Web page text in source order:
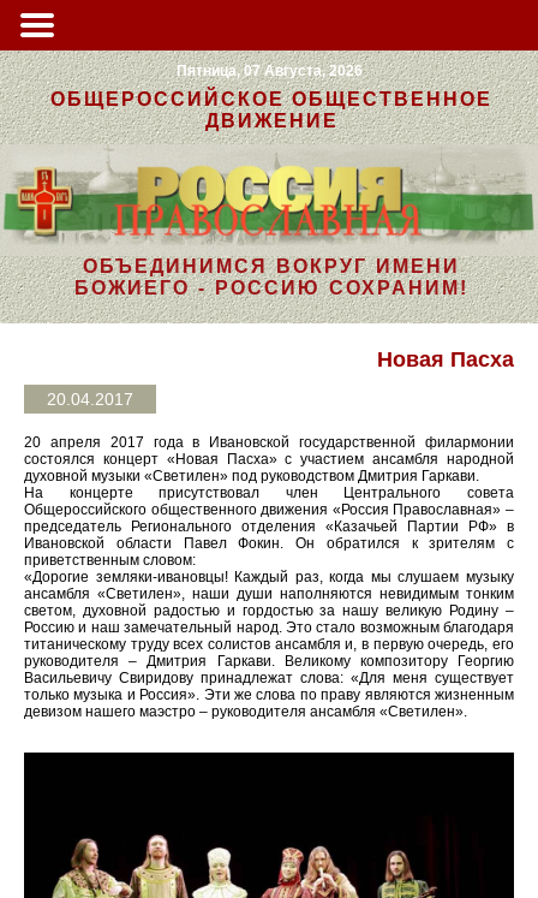
Пятница, 07 Августа, 2026
ОБЩЕРОССИЙСКОЕ ОБЩЕСТВЕННОЕ
ДВИЖЕНИЕ
ОБЪЕДИНИМСЯ ВОКРУГ ИМЕНИ
БОЖИЕГО - РОССИЮ СОХРАНИМ!
Новая Пасха
20.04.2017
20 апреля 2017 года в Ивановской государственной филармонии
состоялся концерт «Новая Пасха» с участием ансамбля народной
духовной музыки «Светилен» под руководством Дмитрия Гаркави.
На концерте присутствовал член Центрального совета
Общероссийского общественного движения «Россия Православная» –
председатель Регионального отделения «Казачьей Партии РФ» в
Ивановской области Павел Фокин. Он обратился к зрителям с
приветственным словом:
«Дорогие земляки-ивановцы! Каждый раз, когда мы слушаем музыку
ансамбля «Светилен», наши души наполняются невидимым тонким
светом, духовной радостью и гордостью за нашу великую Родину –
Россию и наш замечательный народ. Это стало возможным благодаря
титаническому труду всех солистов ансамбля и, в первую очередь, его
руководителя – Дмитрия Гаркави. Великому композитору Георгию
Васильевичу Свиридову принадлежат слова: «Для меня существует
только музыка и Россия». Эти же слова по праву являются жизненным
девизом нашего маэстро – руководителя ансамбля «Светилен».